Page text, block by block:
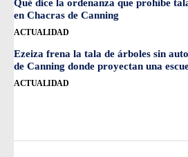
Qué dice la ordenanza que prohíbe
en Chacras de Canning
ACTUALIDAD
Ezeiza frena la tala de árboles sin
de Canning donde proyectan una
ACTUALIDAD